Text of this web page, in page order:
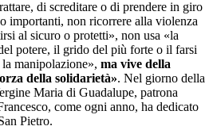
di screditare o di prendere in giro
importanti, non ricorrere alla violenza
al sicuro o protetti», non usa «la
potere, il grido del più forte o il farsi
manipolazione», ma vive della
della solidarietà». Nel giorno della
Maria di Guadalupe, patrona
come ogni anno, ha dedicato
Pietro.